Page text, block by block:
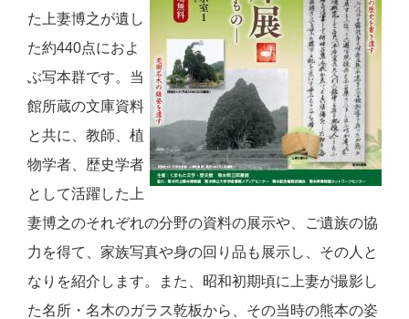
た上妻博之が遺し
た約440点におよ
ぶ写本群です。当
館所蔵の文庫資料
と共に、教師、植
物学者、歴史学者
として活躍した上
妻博之のそれぞれの分野の資料の展示や、ご遺族の協
力を得て、家族写真や身の回り品も展示し、その人と
なりを紹介します。また、昭和初期頃に上妻が撮影し
た名所・名木のガラス乾板から、その当時の熊本の姿